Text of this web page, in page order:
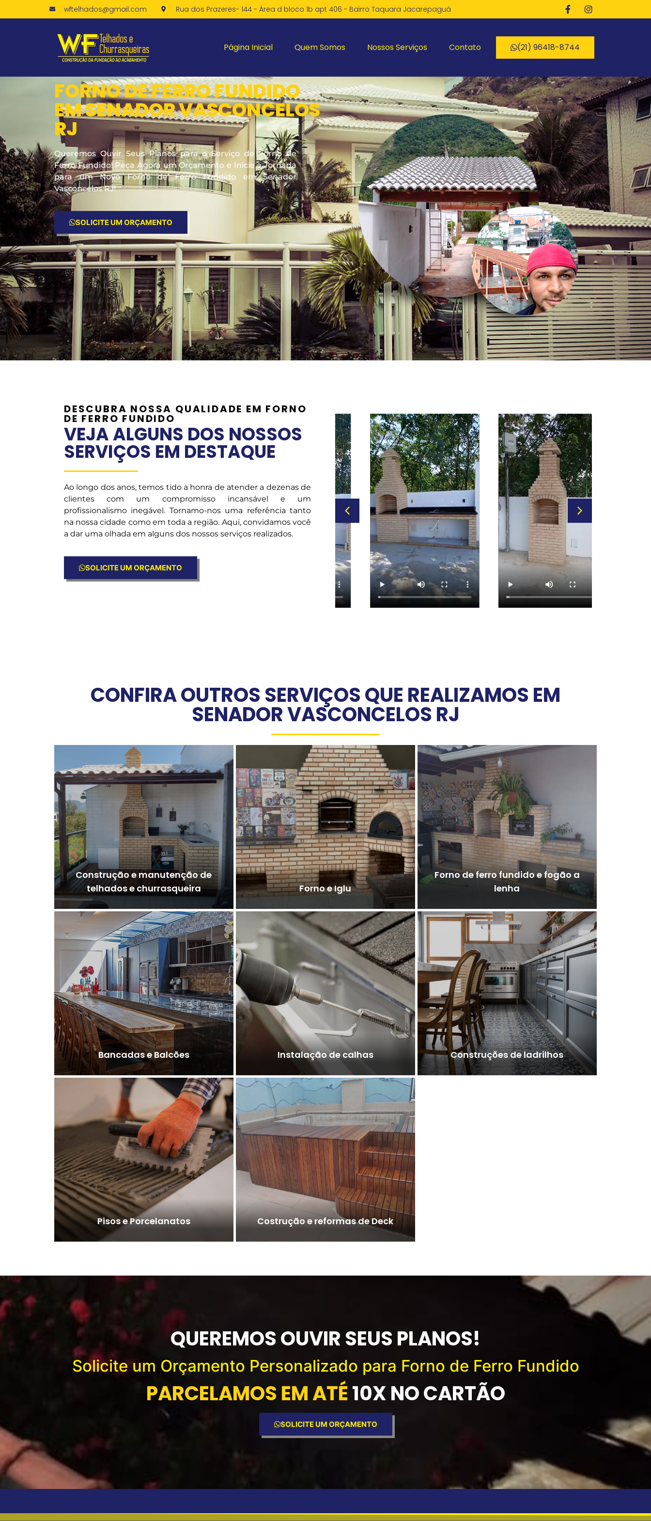
wftelhados@gmail.com Rua dos Prazeres- 144 - Área d bloco 1b apt 406 - Bairro Taquara Jacarepaguá
Página Inicial Quem Somos Nossos Serviços Contato (21) 96418-8744
FORNO DE FERRO FUNDIDO
EM SENADOR VASCONCELOS
RJ
Queremos Ouvir Seus Planos para o Serviço de Forno de
Ferro Fundido! Peça Agora um Orçamento e Inicie a Jornada
para um Novo Forno de Ferro Fundido em Senador
Vasconcelos RJ!
SOLICITE UM ORÇAMENTO
DESCUBRA NOSSA QUALIDADE EM FORNO
DE FERRO FUNDIDO
VEJA ALGUNS DOS NOSSOS
SERVIÇOS EM DESTAQUE
Ao longo dos anos, temos tido a honra de atender a dezenas de
clientes com um compromisso incansável e um
profissionalismo inegável. Tornamo-nos uma referência tanto
na nossa cidade como em toda a região. Aqui, convidamos você
a dar uma olhada em alguns dos nossos serviços realizados.
SOLICITE UM ORÇAMENTO
CONFIRA OUTROS SERVIÇOS QUE REALIZAMOS EM
SENADOR VASCONCELOS RJ
Construção e manutenção de
telhados e churrasqueira
Forno e Iglu
Forno de ferro fundido e fogão a
lenha
Bancadas e Balcões Instalação de calhas Construções de ladrilhos
Pisos e Porcelanatos Costrução e reformas de Deck
QUEREMOS OUVIR SEUS PLANOS!
Solicite um Orçamento Personalizado para Forno de Ferro Fundido
PARCELAMOS EM ATÉ10X NO CARTÃO
SOLICITE UM ORÇAMENTO